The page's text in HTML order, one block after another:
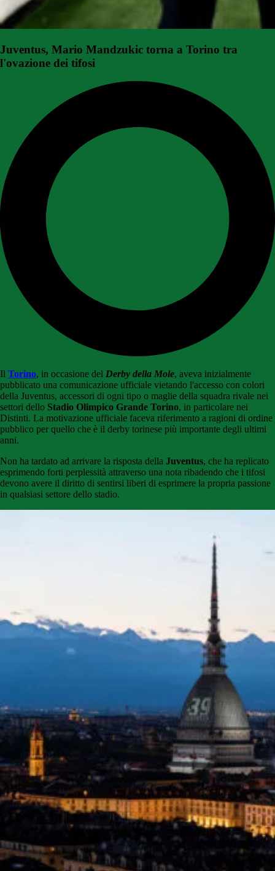
Juventus, Mario Mandzukic torna a Torino tra
l'ovazione dei tifosi
Il Torino, in occasione del Derby della Mole, aveva inizialmente
pubblicato una comunicazione ufficiale vietando l'accesso con colori
della Juventus, accessori di ogni tipo o maglie della squadra rivale nei
settori dello Stadio Olimpico Grande Torino, in particolare nei
Distinti. La motivazione ufficiale faceva riferimento a ragioni di ordine
pubblico per quello che è il derby torinese più importante degli ultimi
anni.
Non ha tardato ad arrivare la risposta della Juventus, che ha replicato
esprimendo forti perplessità attraverso una nota ribadendo che i tifosi
devono avere il diritto di sentirsi liberi di esprimere la propria passione
in qualsiasi settore dello stadio.